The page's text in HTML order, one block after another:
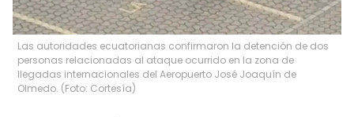
Las autoridades ecuatorianas confirmaron la detención de dos
personas relacionadas al ataque ocurrido en la zona de
llegadas internacionales del Aeropuerto José Joaquín de
Olmedo. (Foto: Cortesía)